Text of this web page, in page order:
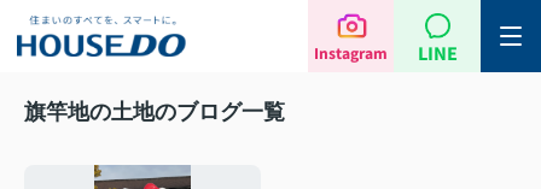
Instagram LINE
旗竿地の土地のブログ一覧